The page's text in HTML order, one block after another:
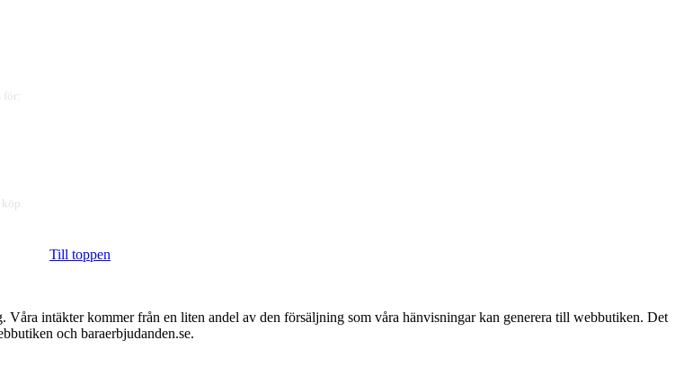
Till toppen
Våra intäkter kommer från en liten andel av den försäljning som våra hänvisningar kan generera till webbutiken. Det
och baraerbjudanden.se.